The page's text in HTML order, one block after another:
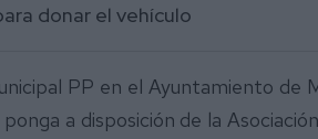
donar el vehículo
PP en el Ayuntamiento de
a disposición de la